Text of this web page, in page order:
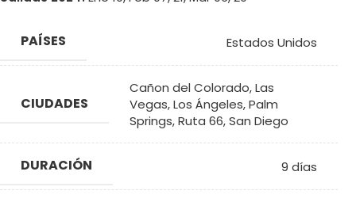
PAÍSES Estados Unidos
CIUDADES
Cañon del Colorado,Las
Vegas,Los Ángeles,Palm
Springs,Ruta 66,San Diego
DURACIÓN 9 días